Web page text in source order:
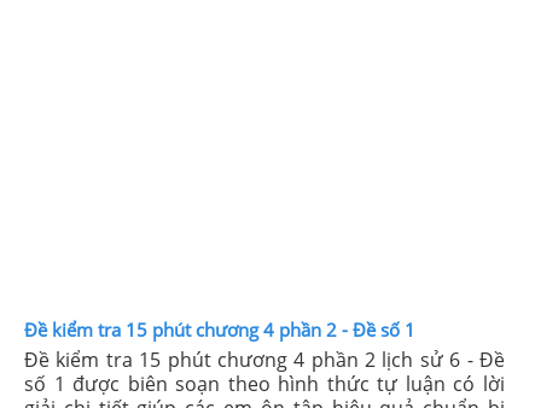
Đề kiểm tra 15 phút chương 4 phần 2 - Đề số 1
Đề kiểm tra 15 phút chương 4 phần 2 lịch sử 6 - Đề
số 1 được biên soạn theo hình thức tự luận có lời